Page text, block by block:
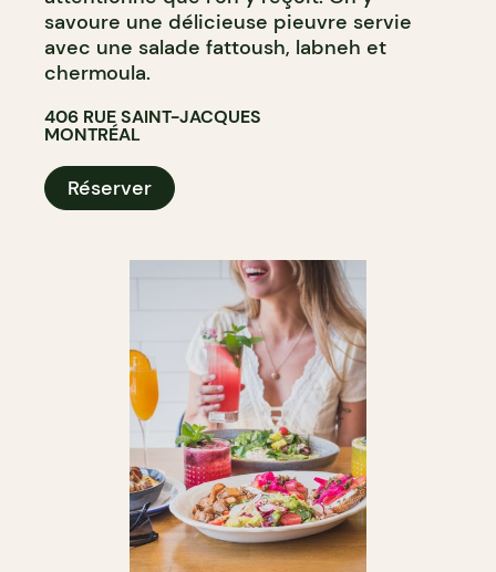
savoure une délicieuse pieuvre servie
avec une salade fattoush, labneh et
chermoula.
406 RUE SAINT-JACQUES
MONTRÉAL
Réserver